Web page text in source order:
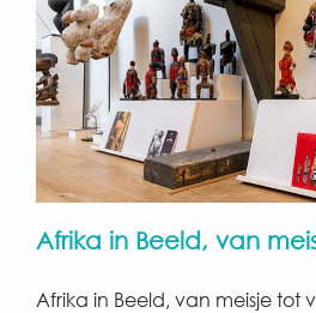
Afrika in Beeld, van
Afrika in Beeld, van meisje tot